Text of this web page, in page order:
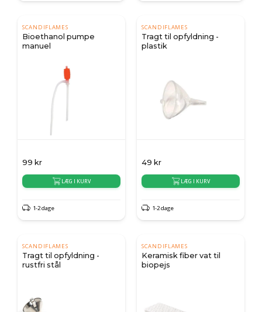
SCANDIFLAMES
Bioethanol pumpe
manuel
99 kr
LÆG I KURV
1-2 dage
SCANDIFLAMES
Tragt til opfyldning -
plastik
49 kr
LÆG I KURV
1-2 dage
SCANDIFLAMES
Tragt til opfyldning -
rustfri stål
SCANDIFLAMES
Keramisk fiber vat til
biopejs